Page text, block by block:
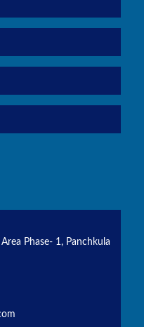
Phase- 1, Panchkula